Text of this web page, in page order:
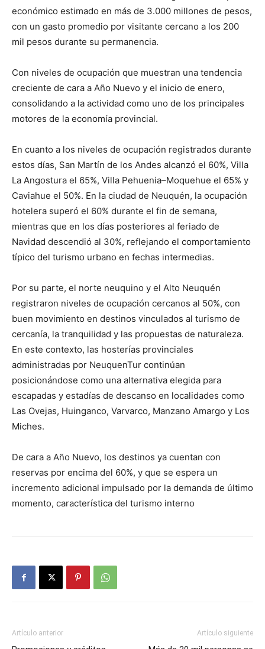
económico estimado en más de 3.000 millones de pesos,
con un gasto promedio por visitante cercano a los 200
mil pesos durante su permanencia.
Con niveles de ocupación que muestran una tendencia
creciente de cara a Año Nuevo y el inicio de enero,
consolidando a la actividad como uno de los principales
motores de la economía provincial.
En cuanto a los niveles de ocupación registrados durante
estos días, San Martín de los Andes alcanzó el 60%, Villa
La Angostura el 65%, Villa Pehuenia–Moquehue el 65% y
Caviahue el 50%. En la ciudad de Neuquén, la ocupación
hotelera superó el 60% durante el fin de semana,
mientras que en los días posteriores al feriado de
Navidad descendió al 30%, reflejando el comportamiento
típico del turismo urbano en fechas intermedias.
Por su parte, el norte neuquino y el Alto Neuquén
registraron niveles de ocupación cercanos al 50%, con
buen movimiento en destinos vinculados al turismo de
cercanía, la tranquilidad y las propuestas de naturaleza.
En este contexto, las hosterías provinciales
administradas por NeuquenTur continúan
posicionándose como una alternativa elegida para
escapadas y estadías de descanso en localidades como
Las Ovejas, Huinganco, Varvarco, Manzano Amargo y Los
Miches.
De cara a Año Nuevo, los destinos ya cuentan con
reservas por encima del 60%, y que se espera un
incremento adicional impulsado por la demanda de último
momento, característica del turismo interno
Artículo anterior Artículo siguiente